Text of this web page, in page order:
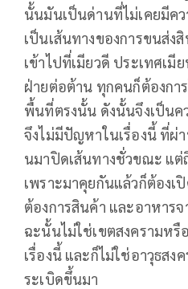
นั้นมันเป็นด่านที่ไม่เคยมีคว
เป็นเส้นทางของการขนส่ง
เข้าไปที่เมียวดี ประเทศเมี
ฝ่ายต่อต้าน ทุกคนก็ต้องกา
พื้นที่ตรงนั้น ดังนั้นจึงเป็นค
จึงไม่มีปัญหาในเรื่องนี้ ที่ผ่
นมาปิดเส้นทางชั่วขณะ แต่
เพราะมาคุยกันแล้วก็ต้องเ
ต้องการสินค้า และอาหาร
ฉะนั้นไม่ใช่เขตสงครามหรื
เรื่องนี้ และก็ไม่ใช่อาวุธสง
ระเบิดขึ้นมา